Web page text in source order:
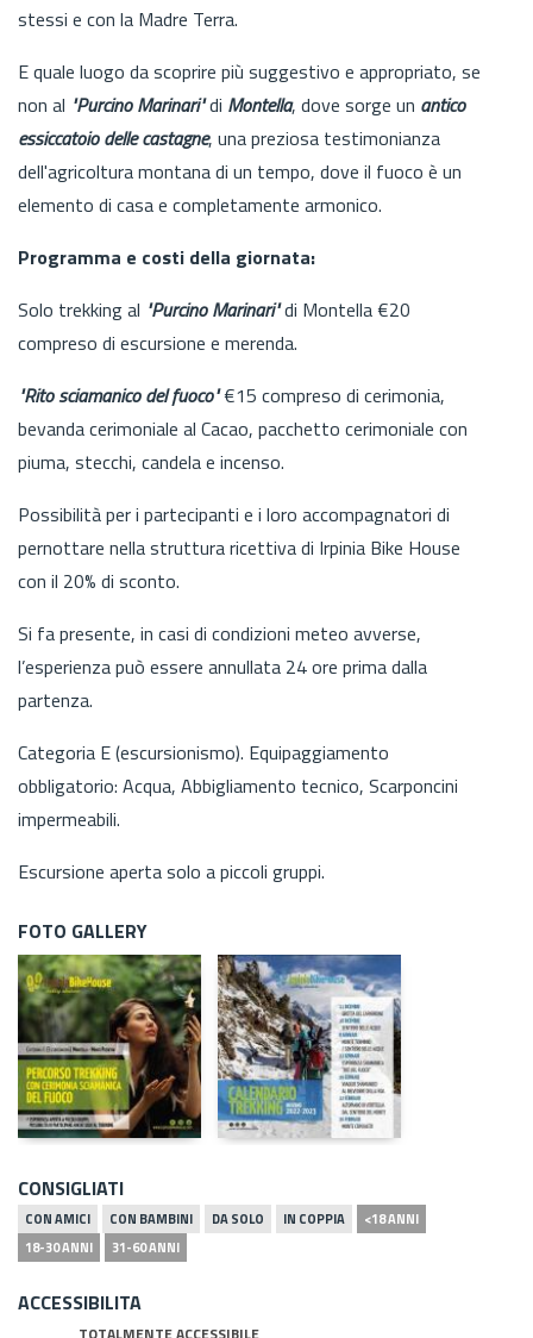
stessi e con la Madre Terra.
E quale luogo da scoprire più suggestivo e appropriato, se
non al "Purcino Marinari"di Montella, dove sorge un antico
essiccatoio delle castagne, una preziosa testimonianza
dell'agricoltura montana di un tempo, dove il fuoco è un
elemento di casa e completamente armonico.
Programma e costi della giornata:
Solo trekking al "Purcino Marinari"di Montella €20
compreso di escursione e merenda.
"Rito sciamanico del fuoco"€15 compreso di cerimonia,
bevanda cerimoniale al Cacao, pacchetto cerimoniale con
piuma, stecchi, candela e incenso.
Possibilità per i partecipanti e i loro accompagnatori di
pernottare nella struttura ricettiva di Irpinia Bike House
con il 20% di sconto.
Si fa presente, in casi di condizioni meteo avverse,
l’esperienza può essere annullata 24 ore prima dalla
partenza.
Categoria E (escursionismo). Equipaggiamento
obbligatorio: Acqua, Abbigliamento tecnico, Scarponcini
impermeabili.
Escursione aperta solo a piccoli gruppi.
FOTO GALLERY
CONSIGLIATI
CON AMICI CON BAMBINI DA SOLO IN COPPIA
<18 ANNI
18-30 ANNI
31-60 ANNI
ACCESSIBILITA